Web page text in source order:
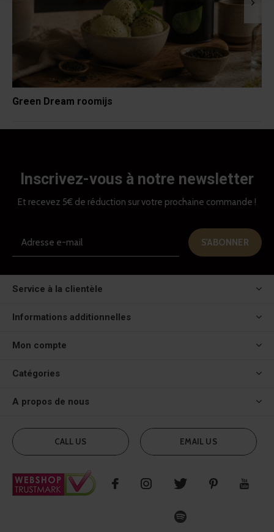
Green Dream roomijs
Inscrivez-vous à notre newsletter
Et recevez 5€ de réduction sur votre prochaine commande !
S'ABONNER
Service à la clientèle
Informations additionnelles
Mon compte
Catégories
A propos de nous
CALL US EMAIL US